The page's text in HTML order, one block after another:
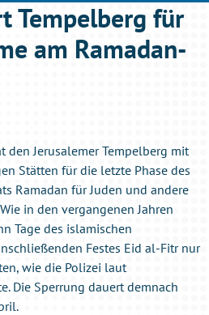
Tempelberg für
am Ramadan-
den Jerusalemer Tempelberg mit
Stätten für die letzte Phase des
Ramadan für Juden und andere
in den vergangenen Jahren
Tage des islamischen
Festes Eid al-Fitr nur
wie die Polizei laut
Die Sperrung dauert demnach